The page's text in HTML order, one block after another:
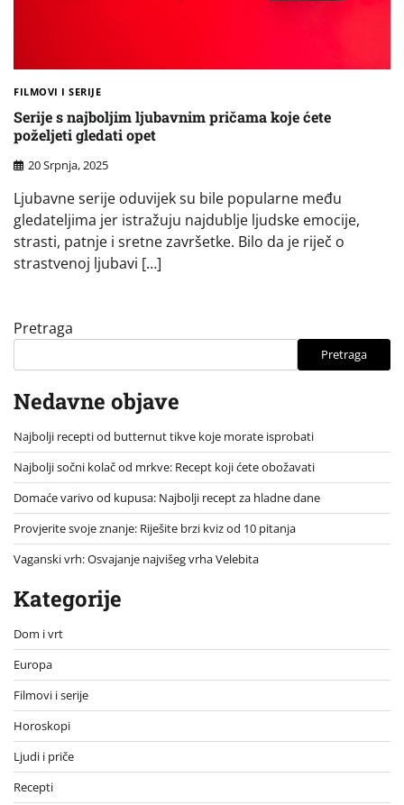
FILMOVI I SERIJE
Serije s najboljim ljubavnim pričama koje ćete
poželjeti gledati opet
20 Srpnja, 2025
Ljubavne serije oduvijek su bile popularne među
gledateljima jer istražuju najdublje ljudske emocije,
strasti, patnje i sretne završetke. Bilo da je riječ o
strastvenoj ljubavi […]
Pretraga
Pretraga
Nedavne objave
Najbolji recepti od butternut tikve koje morate isprobati
Najbolji sočni kolač od mrkve: Recept koji ćete obožavati
Domaće varivo od kupusa: Najbolji recept za hladne dane
Provjerite svoje znanje: Riješite brzi kviz od 10 pitanja
Vaganski vrh: Osvajanje najvišeg vrha Velebita
Kategorije
Dom i vrt
Europa
Filmovi i serije
Horoskopi
Ljudi i priče
Recepti